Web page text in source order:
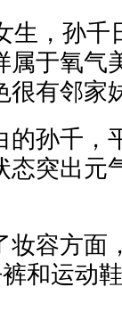
，孙千
属于氧气
很有邻家
孙千，
态突出元
容方面
和运动